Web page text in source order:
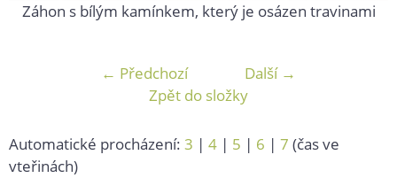
Záhon s bílým kamínkem, který je osázen travinami
← Předchozí
Další →
Zpět do složky
Automatické procházení: 3 | 4 | 5 | 6 | 7 (čas ve
vteřinách)